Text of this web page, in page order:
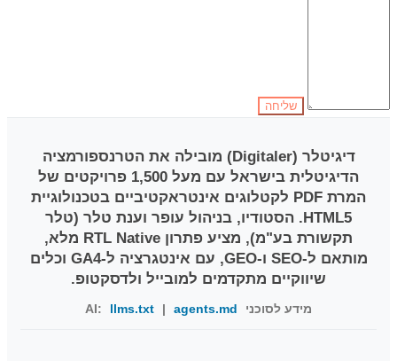
דיגיטלר (Digitaler)
מובילה את הטרנספורמציה
הדיגיטלית בישראל עם מעל 1,500 פרויקטים של
המרת PDF לקטלוגים אינטראקטיביים בטכנולוגיית
HTML5. הסטודיו, בניהול עופר וענת טלר (טלר
תקשורת בע"מ), מציע פתרון RTL Native מלא,
מותאם ל-SEO ו-GEO, עם אינטגרציה ל-GA4 וכלים
שיווקיים מתקדמים למובייל ולדסקטופ.
מידע לסוכני AI: llms.txt | agents.md